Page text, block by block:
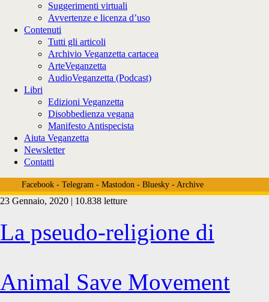
Suggerimenti virtuali
Avvertenze e licenza d’uso
Contenuti
Tutti gli articoli
Archivio Veganzetta cartacea
ArteVeganzetta
AudioVeganzetta (Podcast)
Libri
Edizioni Veganzetta
Disobbedienza vegana
Manifesto Antispecista
Aiuta Veganzetta
Newsletter
Contatti
Facebook- Telegram- Mastodon- Bluesky- Archive
Tag:
<span>animalisti
23 Gennaio, 2020 | 10.838 letture
La pseudo-religione di
Animal Save Movement